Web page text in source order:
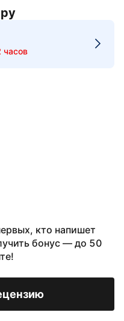
часов
кто напишет
бонус — до 50